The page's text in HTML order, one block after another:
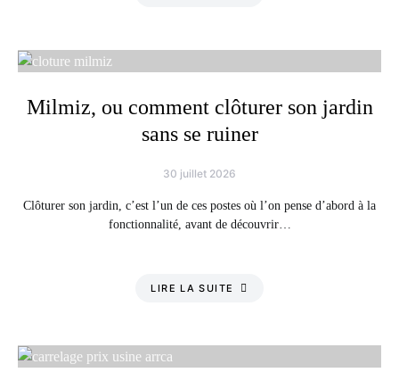
Milmiz, ou comment clôturer son jardin
sans se ruiner
30 juillet 2026
Clôturer son jardin, c’est l’un de ces postes où l’on pense d’abord à la
fonctionnalité, avant de découvrir…
LIRE LA SUITE